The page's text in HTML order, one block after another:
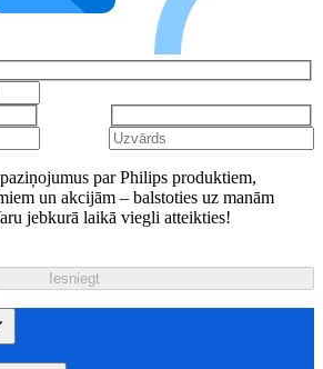
par Philips produktiem,
un akcijām – balstoties uz manām
jebkurā laikā viegli atteikties!
Iesniegt